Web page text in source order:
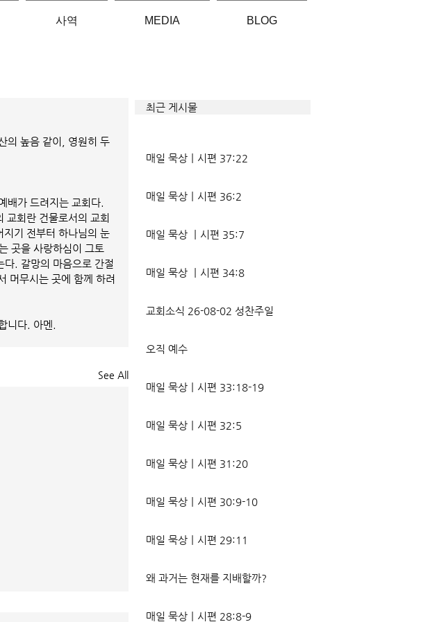
사역 MEDIA BLOG
최근 게시물
의 높음 같이, 영원히 두
배가 드려지는 교회다.
교회란 건물로서의 교회
기 전부터 하나님의 눈
곳을 사랑하심이 그토
. 갈망의 마음으로 간절
머무시는 곳에 함께 하려
니다. 아멘.
See All
매일 묵상ㅣ시편 37:22
매일 묵상ㅣ시편 36:2
매일 묵상 ㅣ시편 35:7
매일 묵상 ㅣ시편 34:8
교회소식 26-08-02 성찬주일
오직 예수
매일 묵상ㅣ시편 33:18-19
매일 묵상ㅣ시편 32:5
매일 묵상ㅣ시편 31:20
매일 묵상ㅣ시편 30:9-10
매일 묵상ㅣ시편 29:11
왜 과거는 현재를 지배할까?
매일 묵상ㅣ시편 28:8-9